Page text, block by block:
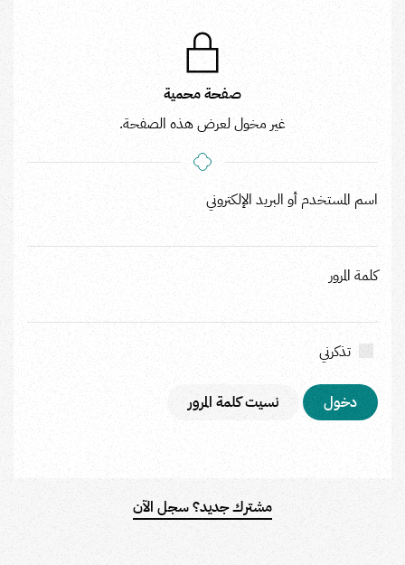
صفحة محمية
غير مخول لعرض هذه الصفحة.
اسم المستخدم أو البريد الإلكتروني
كلمة المرور
تذكرني
نسيت كلمة المرور
مشترك جديد؟ سجل الآن